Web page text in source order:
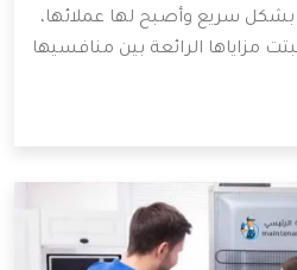
سريع وأصبح لها عملائها،
مزاياها الرائعة بين منافسيها
العديد من المستهلكين
هيتاشي، وهذا ما سنذكره